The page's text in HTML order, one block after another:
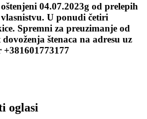
04.07.2023g od prelepih
U ponudi četiri
Spremni za preuzimanje od
štenaca na adresu uz
oglasi